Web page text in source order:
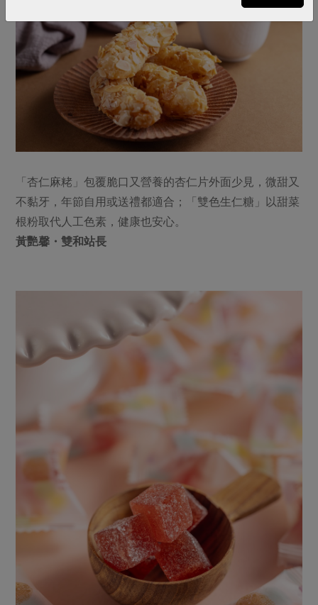
「杏仁麻粩」包覆脆口又營養的杏仁片外面少見，微甜又
不黏牙，年節自用或送禮都適合；「雙色生仁糖」以甜菜
根粉取代人工色素，健康也安心。
黃艷馨・雙和站長